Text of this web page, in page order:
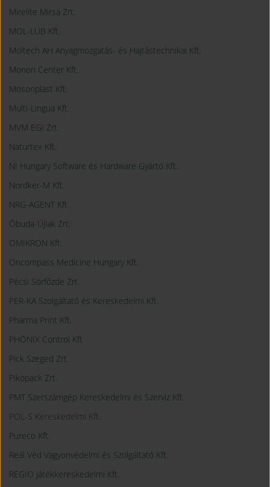
Mirelite Mirsa Zrt.
MOL-LUB Kft.
Moltech AH Anyagmozgatás- és Hajtástechnikai Kft.
Monori Center Kft.
Mosonplast Kft.
Multi-Lingua Kft.
MVM EGI Zrt.
Naturtex Kft.
NI Hungary Software és Hardware Gyártó Kft.
Nordker-M Kft.
NRG-AGENT Kft.
Óbuda-Újlak Zrt.
OMIKRON Kft.
Oncompass Medicine Hungary Kft.
Pécsi Sörfőzde Zrt.
PER-KA Szolgáltató és Kereskedelmi Kft.
Pharma Print Kft.
PHÖNIX Control Kft
Pick Szeged Zrt.
Pikopack Zrt.
PMT Szerszámgép Kereskedelmi és Szerviz Kft.
POL-S Kereskedelmi Kft.
Pureco Kft.
Reál Véd Vagyonvédelmi és Szolgáltató Kft.
REGIO Játékkereskedelmi Kft.